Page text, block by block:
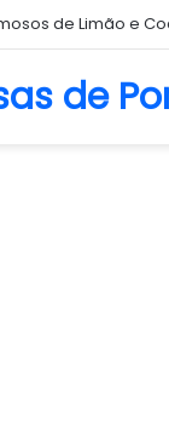
de Limão e
de